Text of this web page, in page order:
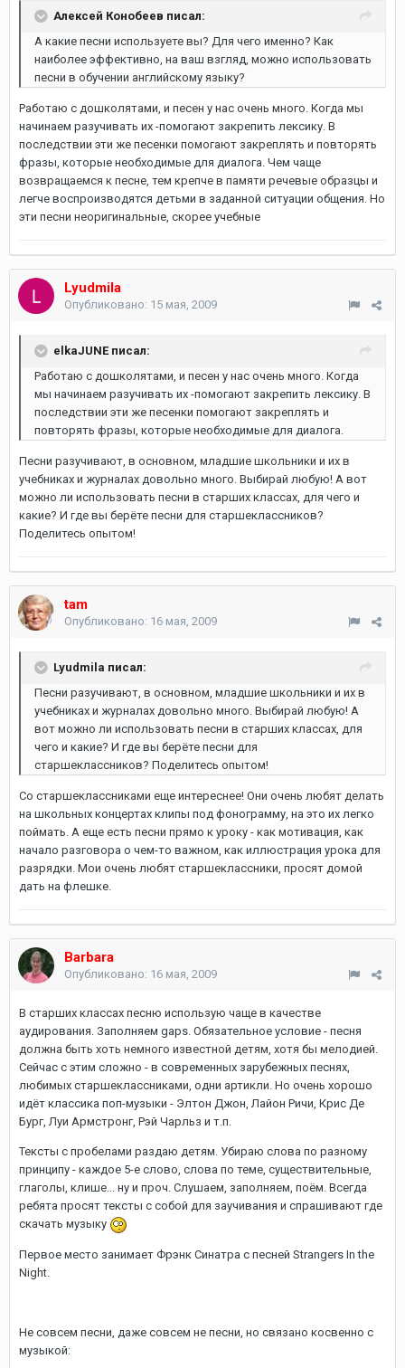
Алексей Конобеев писал:
А какие песни используете вы? Для чего именно? Как
наиболее эффективно, на ваш взгляд, можно использовать
песни в обучении английскому языку?
Работаю с дошколятами, и песен у нас очень много. Когда мы
начинаем разучивать их -помогают закрепить лексику. В
последствии эти же песенки помогают закреплять и повторять
фразы, которые необходимые для диалога. Чем чаще
возвращаемся к песне, тем крепче в памяти речевые образцы и
легче воспроизводятся детьми в заданной ситуации общения. Но
эти песни неоригинальные, скорее учебные
Lyudmila
Опубликовано: 15 мая, 2009
elkaJUNE писал:
Работаю с дошколятами, и песен у нас очень много. Когда
мы начинаем разучивать их -помогают закрепить лексику. В
последствии эти же песенки помогают закреплять и
повторять фразы, которые необходимые для диалога.
Песни разучивают, в основном, младшие школьники и их в
учебниках и журналах довольно много. Выбирай любую! А вот
можно ли использовать песни в старших классах, для чего и
какие? И где вы берёте песни для старшеклассников?
Поделитесь опытом!
tam
Опубликовано: 16 мая, 2009
Lyudmila писал:
Песни разучивают, в основном, младшие школьники и их в
учебниках и журналах довольно много. Выбирай любую! А
вот можно ли использовать песни в старших классах, для
чего и какие? И где вы берёте песни для
старшеклассников? Поделитесь опытом!
Со старшеклассниками еще интереснее! Они очень любят делать
на школьных концертах клипы под фонограмму, на это их легко
поймать. А еще есть песни прямо к уроку - как мотивация, как
начало разговора о чем-то важном, как иллюстрация урока для
разрядки. Мои очень любят старшеклассники, просят домой
дать на флешке.
Barbara
Опубликовано: 16 мая, 2009
В старших классах песню использую чаще в качестве
аудирования. Заполняем gaps. Обязательное условие - песня
должна быть хоть немного известной детям, хотя бы мелодией.
Сейчас с этим сложно - в современных зарубежных песнях,
любимых старшеклассниками, одни артикли. Но очень хорошо
идёт классика поп-музыки - Элтон Джон, Лайон Ричи, Крис Де
Бург, Луи Армстронг, Рэй Чарльз и т.п.
Тексты с пробелами раздаю детям. Убираю слова по разному
принципу - каждое 5-е слово, слова по теме, существительные,
глаголы, клише... ну и проч. Слушаем, заполняем, поём. Всегда
ребята просят тексты с собой для заучивания и спрашивают где
скачать музыку
Первое место занимает Фрэнк Синатра с песней Strangers In the
Night.
Не совсем песни, даже совсем не песни, но связано косвенно с
музыкой: